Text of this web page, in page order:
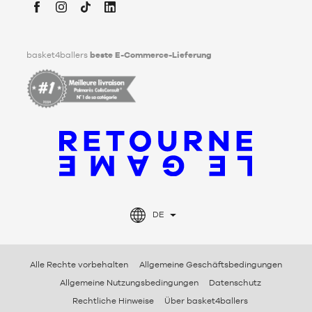
bitte hier
DE
basket4ballers beste E-Commerce-Lieferung
Alle Rechte vorbehalten
Allgemeine Geschäftsbedingungen
Allgemeine Nutzungsbedingungen
Datenschutz
Rechtliche Hinweise
Über basket4ballers